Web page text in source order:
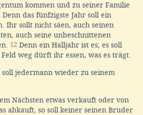
kommen und zu seiner Familie
Denn das fünfzigste Jahr soll ein
Ihr sollt nicht säen, auch seinen
auch seine unbeschnittenen
12 Denn ein Halljahr ist es; es soll
weg dürft ihr essen, was es trägt.
jedermann wieder zu seinem
Nächsten etwas verkauft oder von
abkauft, so soll keiner seinen Bruder